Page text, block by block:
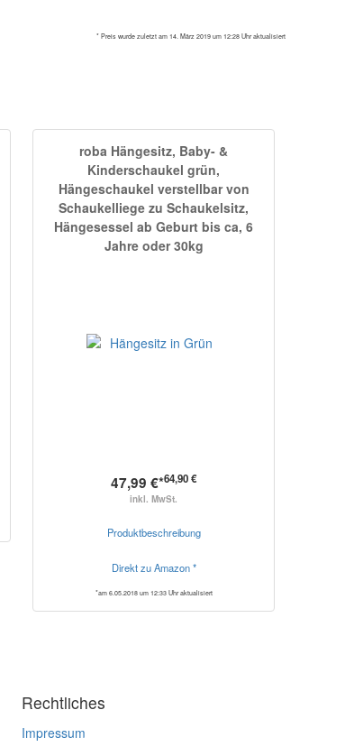
* Preis wurde zuletzt am 14. März 2019 um 12:28 Uhr aktualisiert
roba Hängesitz, Baby- &
Kinderschaukel grün,
Hängeschaukel verstellbar von
Schaukelliege zu Schaukelsitz,
Hängesessel ab Geburt bis ca, 6
Jahre oder 30kg
47,99 €*64,90 €
inkl. MwSt.
Produktbeschreibung
Direkt zu Amazon *
*am 6.05.2018 um 12:33 Uhr aktualisiert
Rechtliches
Impressum